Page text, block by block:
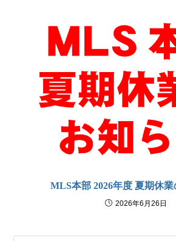
MLS本部 2026年度 夏期休
2026年6月26日